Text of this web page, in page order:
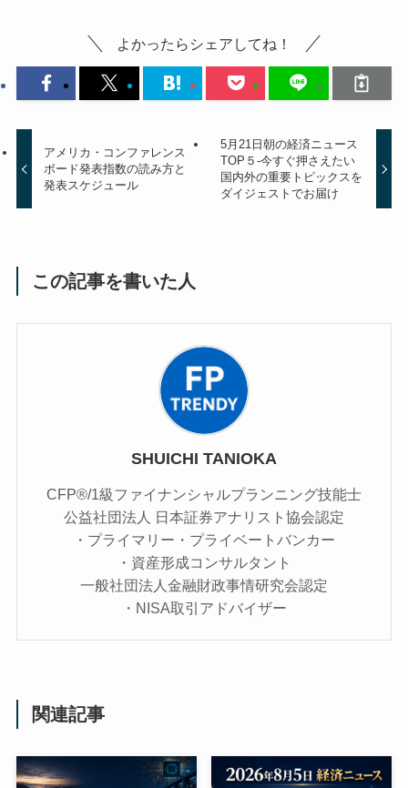
よかったらシェアしてね！
アメリカ・コンファレンス
ボード発表指数の読み方と
発表スケジュール
5月21日朝の経済ニュース
TOP５-今すぐ押さえたい
国内外の重要トピックスを
ダイジェストでお届け
この記事を書いた人
SHUICHI TANIOKA
CFP®/1級ファイナンシャルプランニング技能士
公益社団法人 日本証券アナリスト協会認定
・プライマリー・プライベートバンカー
・資産形成コンサルタント
一般社団法人金融財政事情研究会認定
・NISA取引アドバイザー
関連記事